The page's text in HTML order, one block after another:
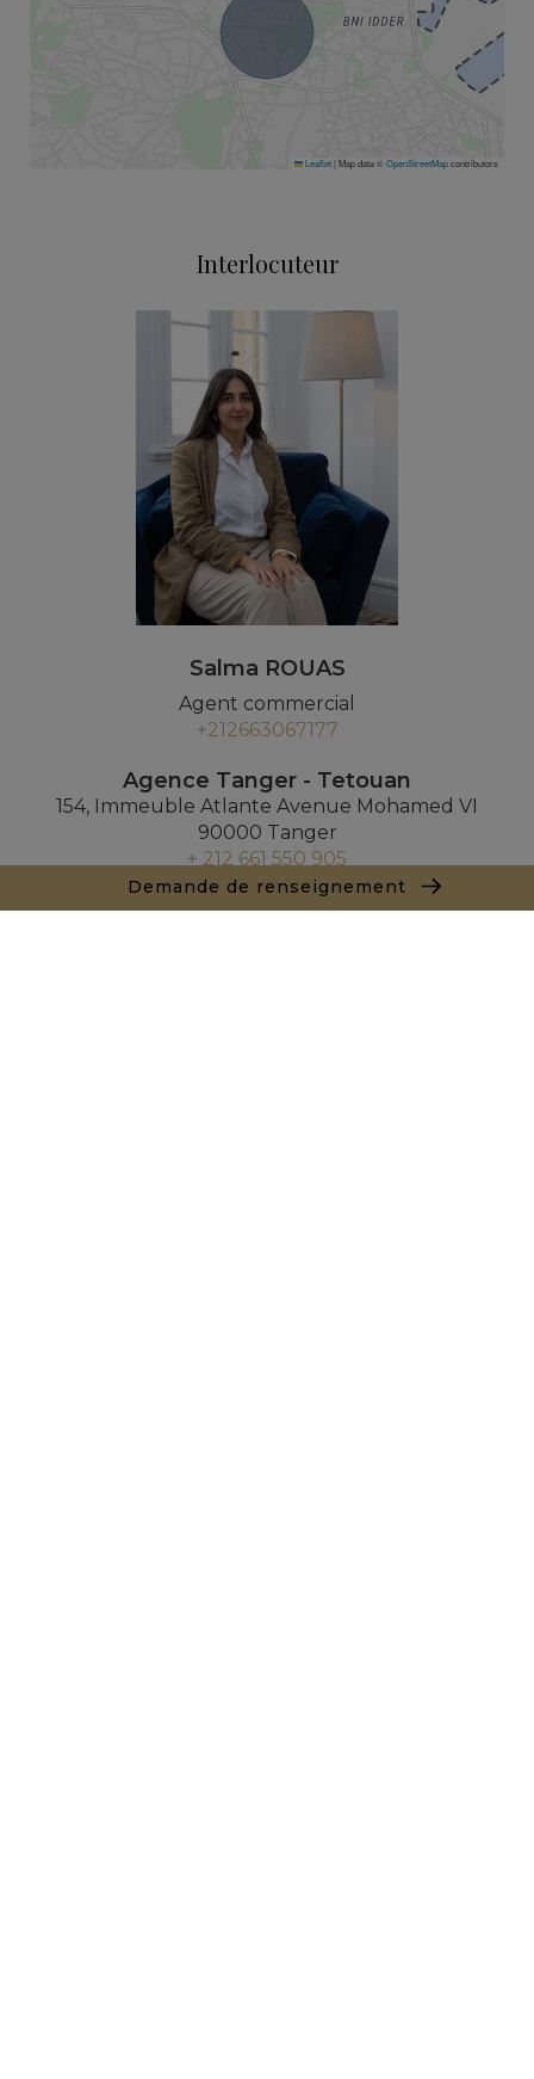
Demande de renseignement
Leaflet| Map data ©OpenStreetMapcontributors
Interlocuteur
Salma ROUAS
Agent commercial
+212663067177
Agence Tanger - Tetouan
154, Immeuble Atlante Avenue Mohamed VI
90000 Tanger
+ 212 661 550 905
Demande de renseignements